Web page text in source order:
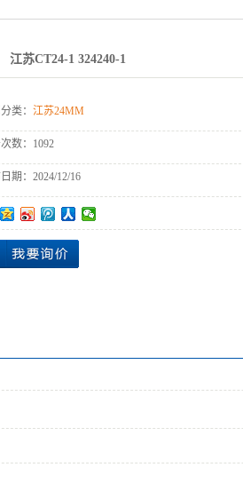
江苏28MM
苏32MM
苏34MM
苏45MM
墙、工业材专
用系列
江苏CT24-1 324240-1
类： 江苏24MM
数： 1092
期： 2024/12/16